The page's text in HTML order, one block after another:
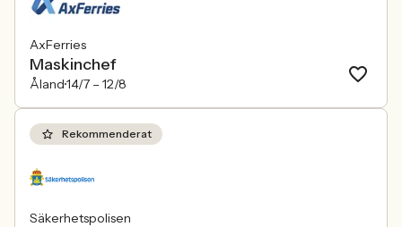
AxFerries
Maskinchef
Åland14/7 – 12/8
Rekommenderat
Säkerhetspolisen